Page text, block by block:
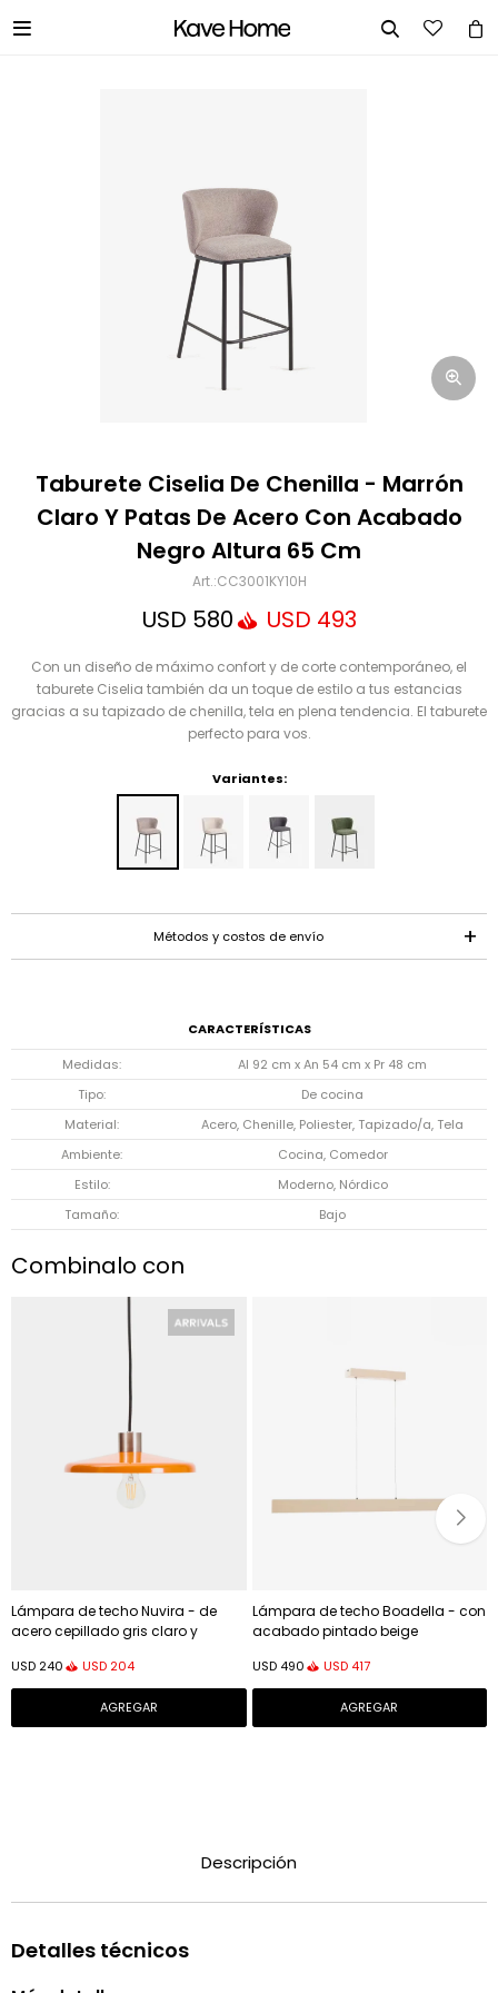
 
Taburete Ciselia De Chenilla - Marrón
Claro Y Patas De Acero Con Acabado
Negro Altura 65 Cm
CC3001KY10H
USD 580 USD 493
Con un diseño de máximo confort y de corte contemporáneo, el
taburete Ciselia también da un toque de estilo a tus estancias
gracias a su tapizado de chenilla, tela en plena tendencia. El taburete
perfecto para vos.
Variantes:
Métodos y costos de envío
CARACTERÍSTICAS
Medidas
Al 92 cm x An 54 cm x Pr 48 cm
Tipo
De cocina
Material
Acero, Chenille, Poliester, Tapizado/a, Tela
Ambiente
Cocina, Comedor
Estilo
Moderno, Nórdico
Tamaño
Bajo
Combinalo con
Lámpara de techo Nuvira - de
acero cepillado gris claro y
USD 240 USD 204
Lámpara de techo Boadella - con
acabado pintado beige
USD 490 USD 417
Descripción
Detalles técnicos
Mensaje